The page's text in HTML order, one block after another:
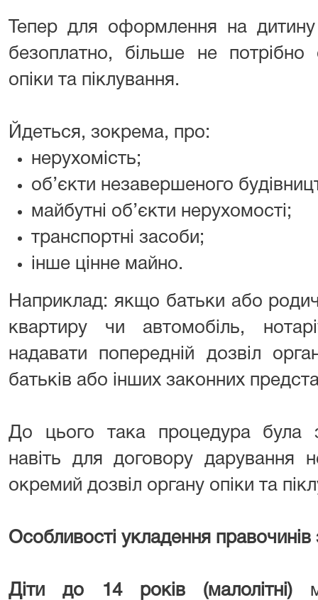
Тепер для оформлення на
безоплатно, більше не потрібно
опіки та піклування.
Йдеться, зокрема, про:
нерухомість;
об’єкти незавершеного
майбутні об’єкти нерухомості;
транспортні засоби;
інше цінне майно.
Наприклад: якщо батьки або
квартиру чи автомобіль,
надавати попередній дозвіл
батьків або інших законних
До цього така процедура була
навіть для договору дарування
окремий дозвіл органу опіки та
Особливості укладення правочинів
Діти до 14 років (малолітні)